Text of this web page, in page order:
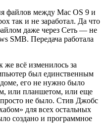
файлов между Mac OS 9 и
так и не заработал. Да что
даже через Сеть — не
SMB. Передача работала
всё изменилось за
был единственным
его не нужно было
или планшетом, или еще
не было. Стив Джобс
для всех остальных
создано и программное